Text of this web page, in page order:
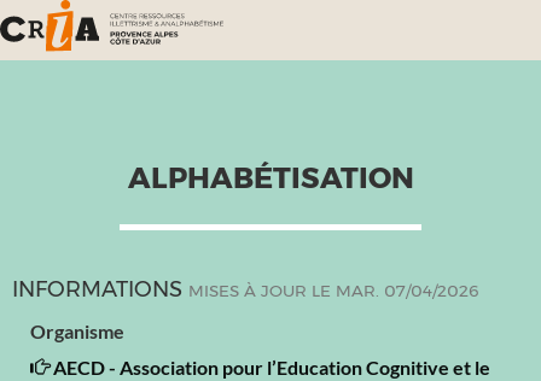
ALPHABÉTISATION
INFORMATIONS MISES À JOUR LE MAR. 07/04/2026
Organisme
AECD - Association pour l’Education Cognitive et le